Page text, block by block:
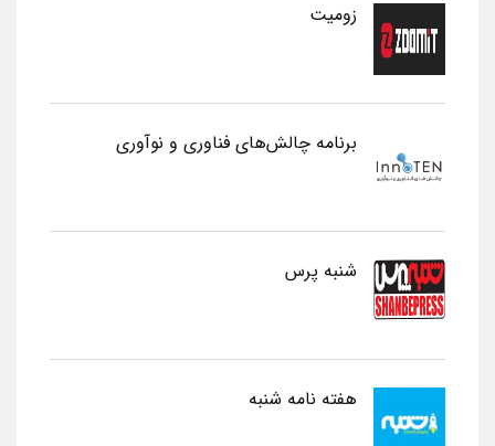
زومیت
برنامه چالش‌های فناوری و نوآوری
شنبه پرس
هفته نامه شنبه